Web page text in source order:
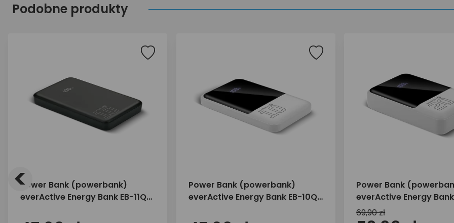
Podobne produkty
Power Bank (powerbank)
everActive Energy Bank EB-11QB
Power Bank (powerbank)
everActive Energy Bank EB-10Q
Power Bank
everActive Energy Bank
22,5W 20000mAh
69,90 zł
<